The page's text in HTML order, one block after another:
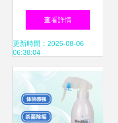
能產品推薦 守護家
庭健康必備
查看詳情
更新時間：2026-08-06
06:38:04